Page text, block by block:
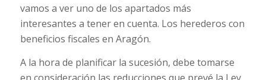
vamos a ver uno de los apartados más
interesantes a tener en cuenta. Los herederos con
beneficios fiscales en Aragón.
A la hora de planificar la sucesión, debe tomarse
en consideración las reducciones que prevé la Ley